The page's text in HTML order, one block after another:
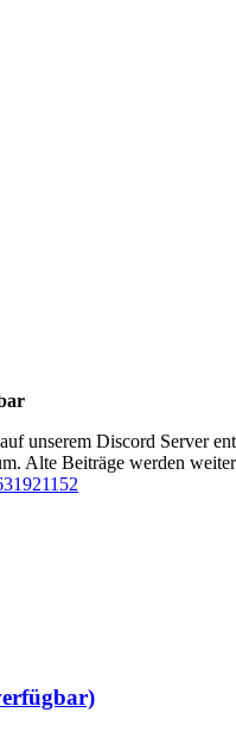
unserem Discord Server
Alte Beiträge werden